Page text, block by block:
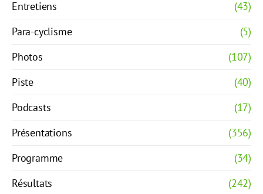
Entretiens
(43)
Para-cyclisme
(5)
Photos
(107)
Piste
(40)
Podcasts
(17)
Présentations
(356)
Programme
(34)
Résultats
(242)